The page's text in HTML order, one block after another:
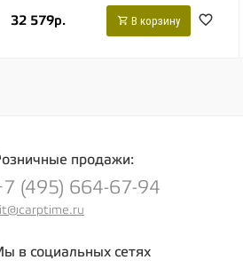
дистанциях на пределе возможного
или речь идет о...
32 579р. В корзину
продажи:
(495) 664-67-94
в социальных сетях